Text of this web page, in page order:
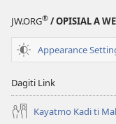
JW.ORG® / OPISIAL A
Appearance
Dagiti Link
Kayatmo Kadi ti